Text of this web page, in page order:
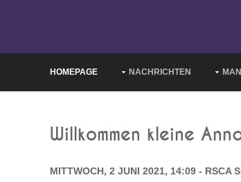
HOMEPAGE NACHRICHTEN
Willkommen kleine
MITTWOCH, 2 JUNI 2021, 14:09 - RSCA